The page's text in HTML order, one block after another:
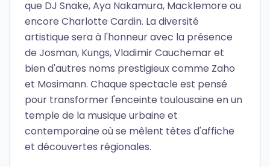
que DJ Snake, Aya Nakamura, Macklemore ou
encore Charlotte Cardin. La diversité
artistique sera à l'honneur avec la présence
de Josman, Kungs, Vladimir Cauchemar et
bien d'autres noms prestigieux comme Zaho
et Mosimann. Chaque spectacle est pensé
pour transformer l'enceinte toulousaine en un
temple de la musique urbaine et
contemporaine où se mêlent têtes d'affiche
et découvertes régionales.